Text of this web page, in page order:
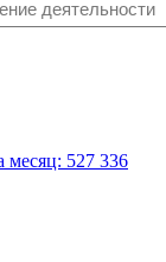
месяц: 527 336